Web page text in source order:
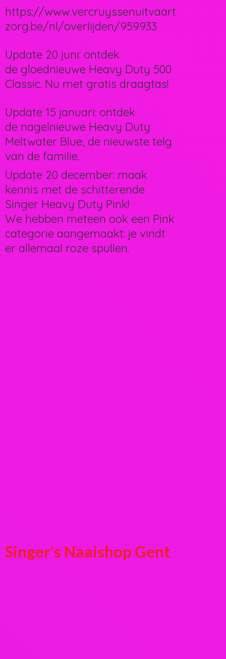
Singer's Naaishop Gent
https://www.vercruyssenuitvaart
zorg.be/nl/overlijden/959933
Update 20 juni: ontdek
de gloednieuwe Heavy Duty 500
Classic. Nu met gratis draagtas!
Update 15 januari: ontdek
de nagelnieuwe Heavy Duty
Meltwater Blue, de nieuwste telg
van de familie.
Update 20 december: maak
kennis met de schitterende
Singer Heavy Duty Pink!
We hebben meteen ook een Pink
categorie aangemaakt: je vindt
er allemaal roze spullen.